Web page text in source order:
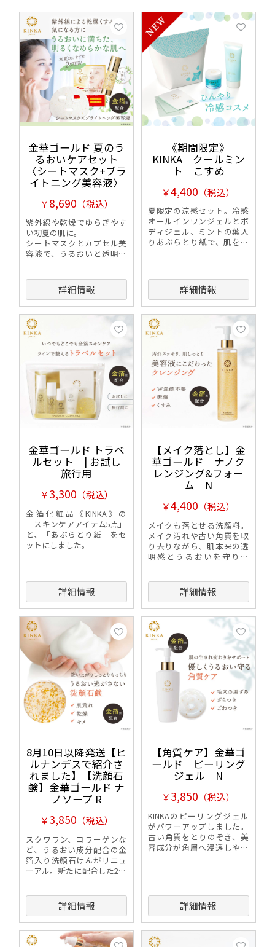
金華ゴールド 夏のう
るおいケアセット
〈シートマスク+ブラ
イトニング美容液〉
￥8,690 （税込）
紫外線や乾燥でゆらぎやす
い初夏の肌に。
シートマスクとカプセル美
容液で、うるおいと透明感
詳細情報
《期間限定》
KINKA クールミン
ト こすめ
￥4,400 （税込）
夏限定の涼感セット。冷感
オールインワンジェルとボ
ディジェル、ミントの葉入
りあぶらとり紙で、肌を心
詳細情報
金華ゴールド トラベ
ルセット | お試し
旅行用
￥3,300 （税込）
金箔化粧品《KINKA》の
「スキンケアアイテム5点」
と、「あぶらとり紙」をセ
ットにしました。
詳細情報
【メイク落とし】金
華ゴールド ナノク
レンジング&フォー
ム N
￥4,400 （税込）
メイクも落とせる洗顔料。
メイク汚れや古い角質を取
り去りながら、肌本来の透
明感とうるおいを守りま
詳細情報
8月10日以降発送【ヒ
ルナンデスで紹介さ
れました】【洗顔石
鹸】金華ゴールド ナ
ノソープ R
￥3,850 （税込）
スクワラン、コラーゲンな
ど、うるおい成分配合の金
箔入り洗顔石けんがリニュ
ーアル。新たに配合した2種
詳細情報
【角質ケア】金華ゴ
ールド ピーリング
ジェル N
￥3,850 （税込）
KINKAのピーリングジェル
がパワーアップしました。
古い角質をとりのぞき、美
容成分が角層へ浸透しやす
詳細情報